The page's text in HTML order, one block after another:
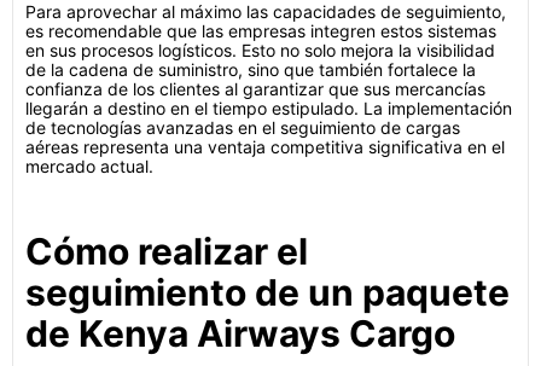
Para aprovechar al máximo las capacidades de seguimiento,
es recomendable que las empresas integren estos sistemas
en sus procesos logísticos. Esto no solo mejora la visibilidad
de la cadena de suministro, sino que también fortalece la
confianza de los clientes al garantizar que sus mercancías
llegarán a destino en el tiempo estipulado. La implementación
de tecnologías avanzadas en el seguimiento de cargas
aéreas representa una ventaja competitiva significativa en el
mercado actual.
Cómo realizar el
seguimiento de un paquete
de Kenya Airways Cargo